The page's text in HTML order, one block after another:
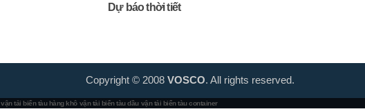
Dự báo thời tiết
Copyright © 2008 VOSCO. All rights reserved.
vận tải biển tàu hàng khô vận tải biển tàu dầu vận tải biển tàu container